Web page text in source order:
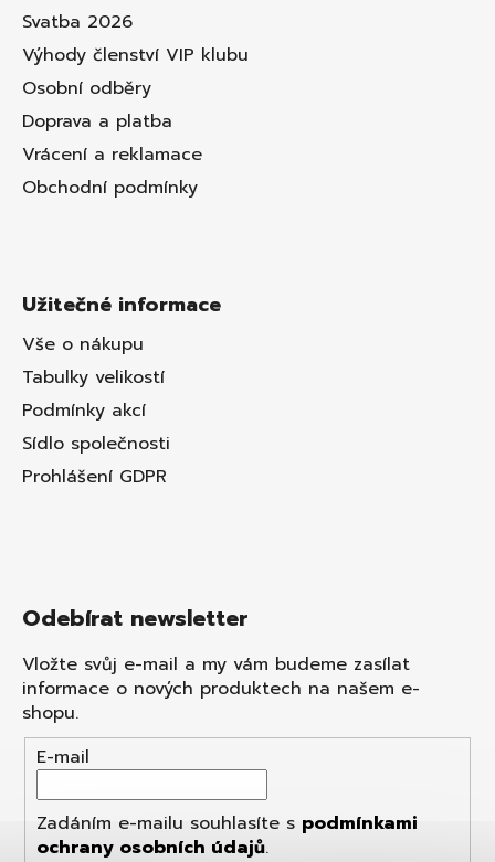
Svatba 2026
Výhody členství VIP klubu
Osobní odběry
Doprava a platba
Vrácení a reklamace
Obchodní podmínky
Užitečné informace
Vše o nákupu
Tabulky velikostí
Podmínky akcí
Sídlo společnosti
Prohlášení GDPR
Odebírat newsletter
Vložte svůj e-mail a my vám budeme zasílat
informace o nových produktech na našem e-
shopu.
E-mail
Zadáním e-mailu souhlasíte s podmínkami
ochrany osobních údajů.